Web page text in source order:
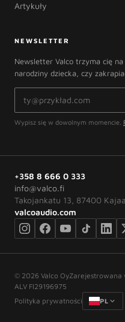
Artykuły
NEWSLETTER
Newsletter Valco trzyma cię
narodziny dziecka, czy
Adres e-mail
Wypisz się w dowolnym momencie.
+358 8 666 0 333
info@valco.fi
Takojankatu 13, 87400
valcoaudio.com
© 2026 Valco OyZarejestrowana
ALV FI29196975
Polityka prywatności
PL